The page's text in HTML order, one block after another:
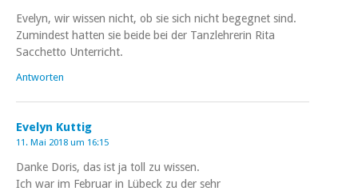
Evelyn, wir wissen nicht, ob sie sich nicht begegnet sind.
Zumindest hatten sie beide bei der Tanzlehrerin Rita
Sacchetto Unterricht.
Antworten
Evelyn Kuttig
11. Mai 2018 um 16:15
Danke Doris, das ist ja toll zu wissen.
Ich war im Februar in Lübeck zu der sehr